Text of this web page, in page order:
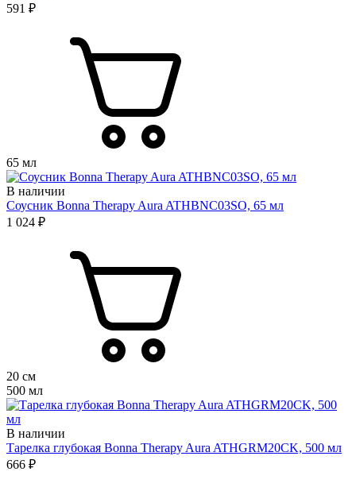
591 ₽
65 мл
В наличии
Соусник Bonna Therapy Aura ATHBNC03SO, 65 мл
1 024 ₽
20 см
500 мл
В наличии
Тарелка глубокая Bonna Therapy Aura ATHGRM20CK, 500 мл
666 ₽